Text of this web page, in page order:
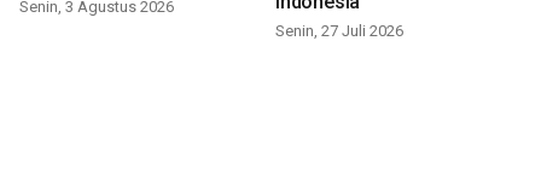
Senin, 3 Agustus 2026
Senin, 27 Juli 2026